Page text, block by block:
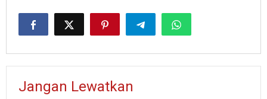
Jangan Lewatkan